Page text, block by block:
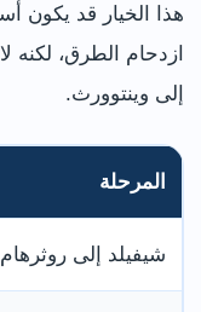
هذا الخيار قد يكون
ازدحام الطرق، لكنه
إلى وينتوورث.
المرحلة
شيفيلد إلى روثرهام